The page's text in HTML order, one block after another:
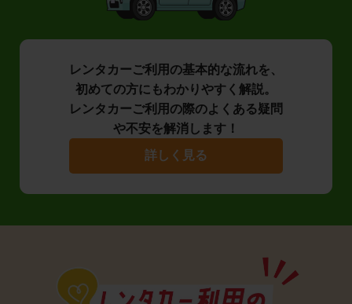
レンタカーご利用の基本的な流れを、
初めての方にもわかりやすく解説。
レンタカーご利用の際のよくある疑問
や不安を解消します！
詳しく見る